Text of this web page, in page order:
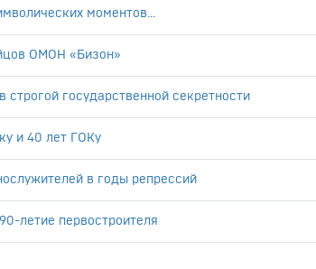
моментов...
ОМОН «Бизон»
государственной секретности
и 40 лет ГОКу
в годы репрессий
летие первостроителя